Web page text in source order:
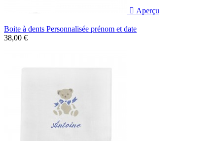
 Aperçu
Boite à dents Personnalisée prénom et date
38,00 €